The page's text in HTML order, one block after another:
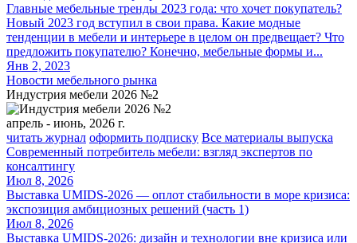
Главные мебельные тренды 2023 года: что хочет покупатель?
Новый 2023 год вступил в свои права. Какие модные
тенденции в мебели и интерьере в целом он предвещает? Что
предложить покупателю? Конечно, мебельные формы и...
Янв 2, 2023
Новости мебельного рынка
Индустрия мебели 2026 №2
апрель - июнь, 2026 г.
читать журнал оформить подписку Все материалы выпуска
Современный потребитель мебели: взгляд экспертов по
консалтингу
Июл 8, 2026
Выставка UMIDS-2026 — оплот стабильности в море кризиса:
экспозиция амбициозных решений (часть 1)
Июл 8, 2026
Выставка UMIDS-2026: дизайн и технологии вне кризиса или